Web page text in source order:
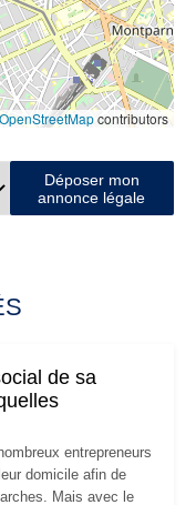
OpenStreetMapcontributors
Déposer mon
annonce légale
de sa
entrepreneurs
domicile afin de
Mais avec le